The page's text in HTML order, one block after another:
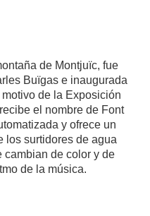
de Montjuïc, fue
Buïgas e inaugurada
de la Exposición
el nombre de Font
y ofrece un
los surtidores de agua
cambian de color y de
de la música.